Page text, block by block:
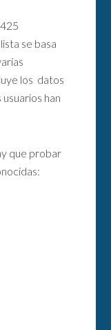
se basa
los datos
han
que probar